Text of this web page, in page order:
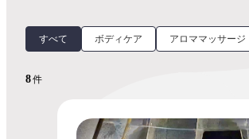
すべて ボディケア アロママッサージ
8件